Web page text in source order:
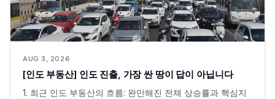
AUG 3, 2026
[인도 부동산] 인도 진출, 가장 싼 땅이 답이 아닙니다
1. 최근 인도 부동산의 흐름: 완만해진 전체 상승률과 핵심지